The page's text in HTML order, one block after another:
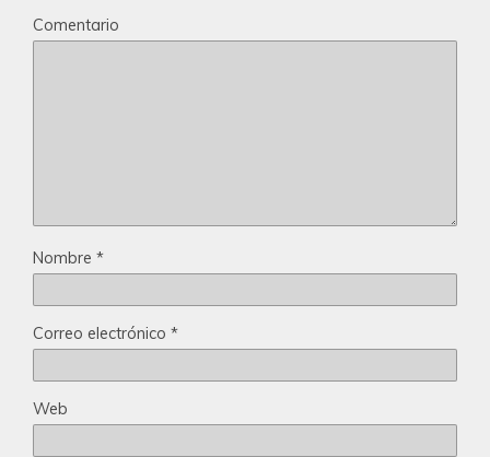
Comentario
Nombre *
Correo electrónico *
Web